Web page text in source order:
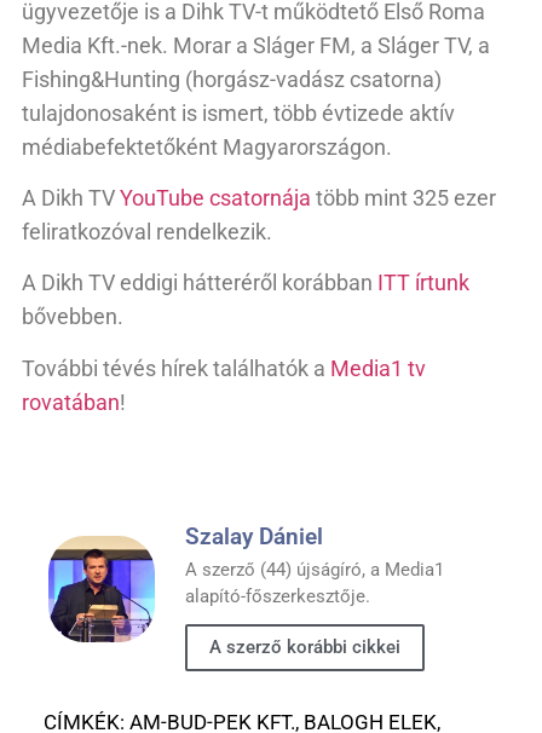
ügyvezetője is a Dihk TV-t működtető Első Roma
Media Kft.-nek. Morar a Sláger FM, a Sláger TV, a
Fishing&Hunting (horgász-vadász csatorna)
tulajdonosaként is ismert, több évtizede aktív
médiabefektetőként Magyarországon.
A Dikh TVYouTube csatornája több mint 325 ezer
feliratkozóval rendelkezik.
A Dikh TV eddigi hátteréről korábban ITT írtunk
bővebben.
További tévés hírek találhatók a Media1 tv
rovatában!
Szalay Dániel
A szerző (44) újságíró, a Media1
alapító-főszerkesztője.
A szerző korábbi cikkei
CÍMKÉK: AM-BUD-PEK KFT., BALOGH ELEK,